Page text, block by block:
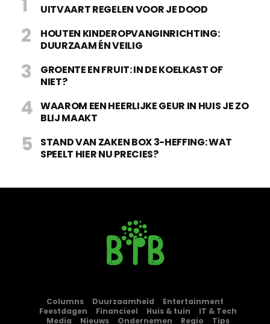
UITVAART REGELEN VOOR JE DOOD
HOUTEN KINDEROPVANGINRICHTING:
DUURZAAM ÉN VEILIG
GROENTE EN FRUIT: IN DE KOELKAST OF
NIET?
WAAROM EEN HEERLIJKE GEUR IN HUIS JE ZO
BLIJ MAAKT
STAND VAN ZAKEN BOX 3-HEFFING: WAT
SPEELT HIER NU PRECIES?
Columns Duurzaamheid
Entertainment
Feestdagen
Financieel Huis & tuin
IT & Tech
Media
Nieuws Ondernemen Regio Tips